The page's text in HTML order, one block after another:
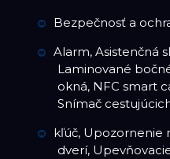
Bezpečnosť a
Alarm, Asistenčná
Laminované
okná, NFC smart
Snímač
kľúč, Upozornenie
dverí,